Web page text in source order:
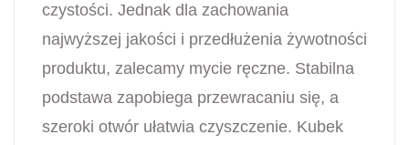
czystości. Jednak dla zachowania
najwyższej jakości i przedłużenia żywotności
produktu, zalecamy mycie ręczne. Stabilna
podstawa zapobiega przewracaniu się, a
szeroki otwór ułatwia czyszczenie. Kubek